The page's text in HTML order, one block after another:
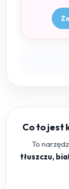
Co to jest
To
tłuszczu,